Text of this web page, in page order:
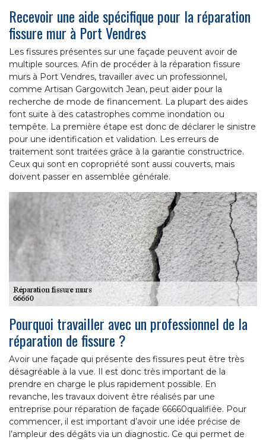
Recevoir une aide spécifique pour la réparation
fissure mur à Port Vendres
Les fissures présentes sur une façade peuvent avoir de
multiple sources. Afin de procéder à la réparation fissure
murs à Port Vendres, travailler avec un professionnel,
comme Artisan Gargowitch Jean, peut aider pour la
recherche de mode de financement. La plupart des aides
font suite à des catastrophes comme inondation ou
tempête. La première étape est donc de déclarer le sinistre
pour une identification et validation. Les erreurs de
traitement sont traitées grâce à la garantie constructrice.
Ceux qui sont en copropriété sont aussi couverts, mais
doivent passer en assemblée générale.
Pourquoi travailler avec un professionnel de la
réparation de fissure ?
Avoir une façade qui présente des fissures peut être très
désagréable à la vue. Il est donc très important de la
prendre en charge le plus rapidement possible. En
revanche, les travaux doivent être réalisés par une
entreprise pour réparation de façade 66660qualifiée. Pour
commencer, il est important d’avoir une idée précise de
l’ampleur des dégâts via un diagnostic. Ce qui permet de